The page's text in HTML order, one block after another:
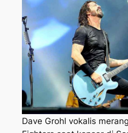
Dave Grohl vokalis